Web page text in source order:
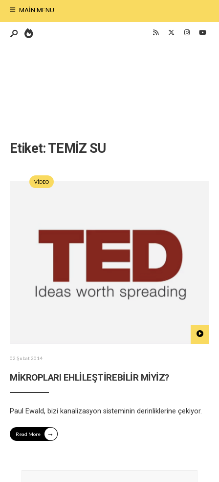
MAIN MENU
Etiket:TEMİZ SU
VİDEO
02 Şubat 2014
MİKROPLARI EHLİLEŞTİREBİLİR MİYİZ?
Paul Ewald, bizi kanalizasyon sisteminin derinliklerine çekiyor.
Read More →